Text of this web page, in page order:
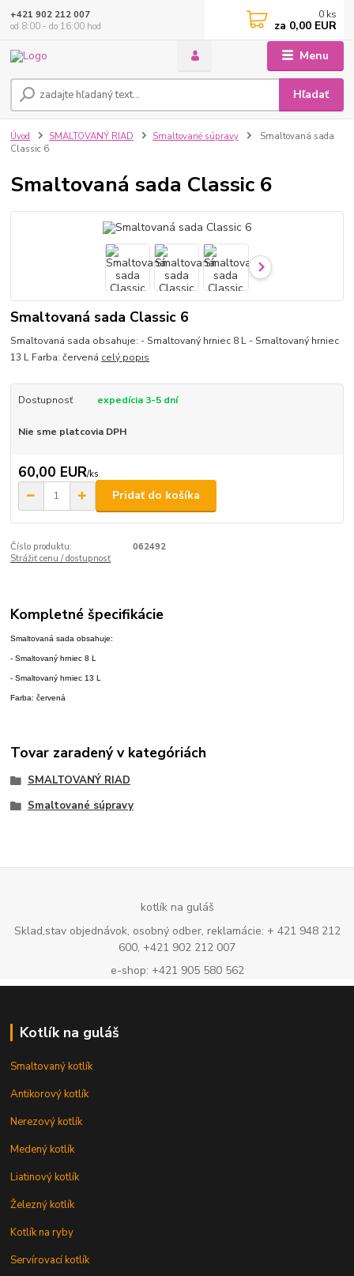
Menu
Hľadať
+421 902 212 007
od 8:00 - do 16:00 hod
0 ks
za 0,00 EUR
Úvod SMALTOVANÝ RIAD Smaltované súpravy
Smaltovaná sada
Classic 6
Smaltovaná sada Classic 6
Smaltovaná sada Classic 6
Smaltovaná sada obsahuje: - Smaltovaný hrniec 8 L - Smaltovaný hrniec
13 L Farba: červená celý popis
Dostupnosť expedícia 3-5 dní
Nie sme platcovia DPH
60,00 EUR/ks
Pridať do košíka
Číslo produktu:
062492
Strážiť cenu / dostupnosť
Kompletné špecifikácie
Smaltovaná sada obsahuje:
- Smaltovaný hrniec 8 L
- Smaltovaný hrniec 13 L
Farba: červená
Tovar zaradený v kategóriách
SMALTOVANÝ RIAD
Smaltované súpravy
kotlík na guláš
Sklad,stav objednávok, osobný odber, reklamácie: + 421 948 212
600, +421 902 212 007
e-shop: +421 905 580 562
Kotlík na guláš
Smaltovaný kotlík
Antikorový kotlík
Nerezový kotlík
Medený kotlík
Liatinový kotlík
Železný kotlík
Kotlík na ryby
Servírovací kotlík